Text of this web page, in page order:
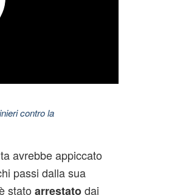
contro la
avrebbe appiccato
passi dalla sua
stato arrestatodai